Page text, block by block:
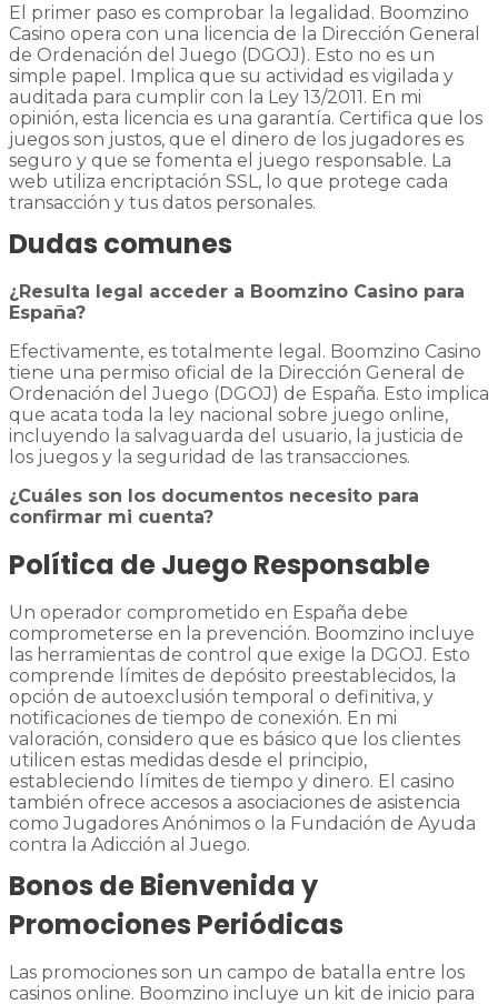
El primer paso es comprobar la legalidad. Boomzino
Casino opera con una licencia de la Dirección General
de Ordenación del Juego (DGOJ). Esto no es un
simple papel. Implica que su actividad es vigilada y
auditada para cumplir con la Ley 13/2011. En mi
opinión, esta licencia es una garantía. Certifica que los
juegos son justos, que el dinero de los jugadores es
seguro y que se fomenta el juego responsable. La
web utiliza encriptación SSL, lo que protege cada
transacción y tus datos personales.
Dudas comunes
¿Resulta legal acceder a Boomzino Casino para
España?
Efectivamente, es totalmente legal. Boomzino Casino
tiene una permiso oficial de la Dirección General de
Ordenación del Juego (DGOJ) de España. Esto implica
que acata toda la ley nacional sobre juego online,
incluyendo la salvaguarda del usuario, la justicia de
los juegos y la seguridad de las transacciones.
¿Cuáles son los documentos necesito para
confirmar mi cuenta?
Política de Juego Responsable
Un operador comprometido en España debe
comprometerse en la prevención. Boomzino incluye
las herramientas de control que exige la DGOJ. Esto
comprende límites de depósito preestablecidos, la
opción de autoexclusión temporal o definitiva, y
notificaciones de tiempo de conexión. En mi
valoración, considero que es básico que los clientes
utilicen estas medidas desde el principio,
estableciendo límites de tiempo y dinero. El casino
también ofrece accesos a asociaciones de asistencia
como Jugadores Anónimos o la Fundación de Ayuda
contra la Adicción al Juego.
Bonos de Bienvenida y
Promociones Periódicas
Las promociones son un campo de batalla entre los
casinos online. Boomzino incluye un kit de inicio para